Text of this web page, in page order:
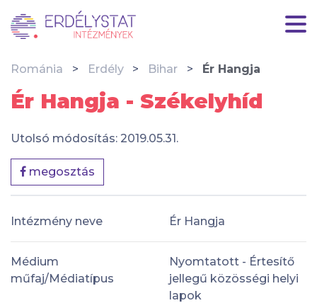
Románia Erdély Bihar Ér Hangja
Ér Hangja - Székelyhíd
Utolsó módosítás: 2019.05.31.
megosztás
Intézmény neve Ér Hangja
Médium
műfaj/Médiatípus
Nyomtatott - Értesítő
jellegű közösségi helyi
lapok